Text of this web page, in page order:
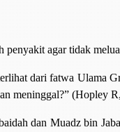
penyakit agar tidak
dari fatwa Ulama
meninggal?” (Hopley
dan Muadz bin